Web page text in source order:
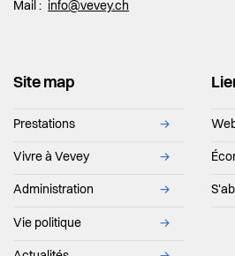
Mail : info@vevey.ch
Site map
Prestations →
Vivre à Vevey →
Administration →
Vie politique →